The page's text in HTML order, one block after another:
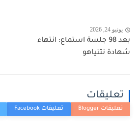
يونيو 24, 2026
بعد 98 جلسة استماع: انتهاء
شهادة نتنياهو
تعليقات